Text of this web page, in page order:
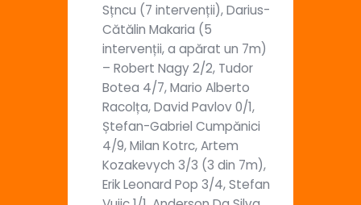
Sțncu (7 intervenții), Darius-
Cătălin Makaria (5
intervenții, a apărat un 7m)
– Robert Nagy 2/2, Tudor
Botea 4/7, Mario Alberto
Racolța, David Pavlov 0/1,
Ștefan-Gabriel Cumpănici
4/9, Milan Kotrc, Artem
Kozakevych 3/3 (3 din 7m),
Erik Leonard Pop 3/4, Stefan